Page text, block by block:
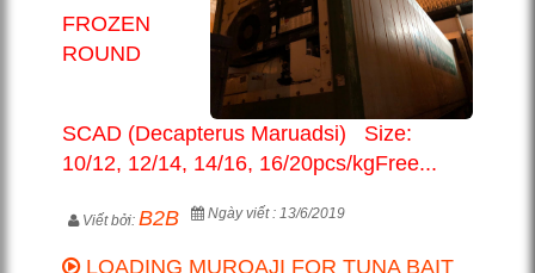
FROZEN
ROUND
SCAD (Decapterus Maruadsi) Size:
10/12, 12/14, 14/16, 16/20pcs/kgFree...
Viết bởi:B2B Ngày viết : 13/6/2019
LOADING MUROAJI FOR TUNA BAIT